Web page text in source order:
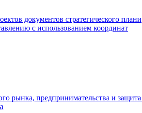
документов стратегического
с использованием координат
рынка, предпринимательства и